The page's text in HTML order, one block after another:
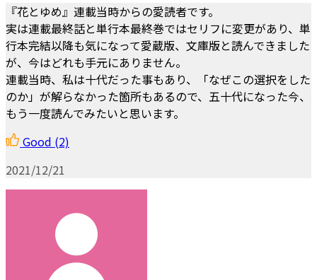
『花とゆめ』連載当時からの愛読者です。
実は連載最終話と単行本最終巻ではセリフに変更があり、単
行本完結以降も気になって愛蔵版、文庫版と読んできました
が、今はどれも手元にありません。
連載当時、私は十代だった事もあり、「なぜこの選択をした
のか」が解らなかった箇所もあるので、五十代になった今、
もう一度読んでみたいと思います。
Good (2)
2021/12/21